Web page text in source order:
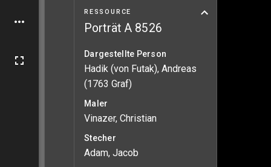
RESSOURCE
Porträt A 8526
Dargestellte Person
Hadik (von Futak), Andreas
(1763 Graf)
Maler
Vinazer, Christian
Stecher
Adam, Jacob